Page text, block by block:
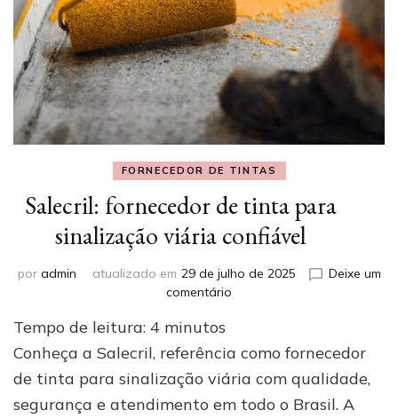
FORNECEDOR DE TINTAS
Salecril: fornecedor de tinta para
sinalização viária confiável
por admin atualizado em 29 de julho de 2025
Deixe um
comentário
de
para
sinalização
Tempo de leitura: 4 minutos
Conheça a Salecril, referência como fornecedor
de tinta para sinalização viária com qualidade,
segurança e atendimento em todo o Brasil. A